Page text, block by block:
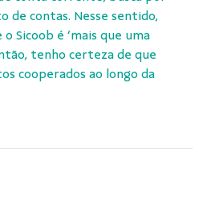
de contas. Nesse sentido,
Sicoob é ‘mais que uma
tenho certeza de que
cooperados ao longo da